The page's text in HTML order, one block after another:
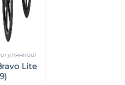
Lite